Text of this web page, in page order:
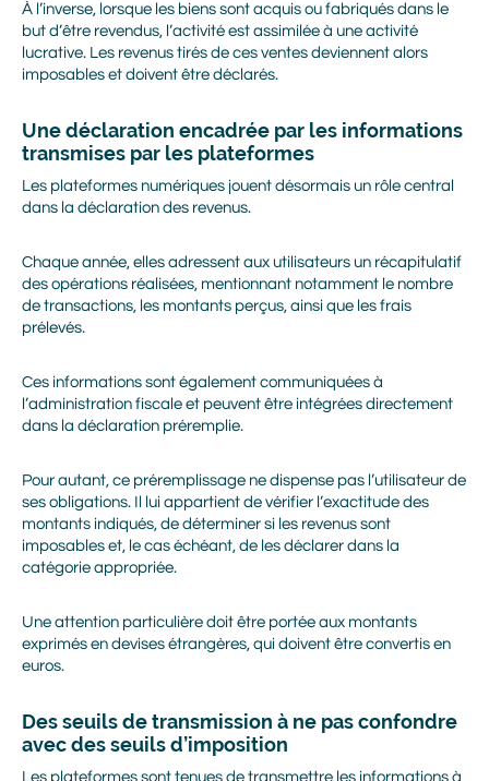
À l’inverse, lorsque les biens sont acquis ou fabriqués dans le
but d’être revendus, l’activité est assimilée à une activité
lucrative. Les revenus tirés de ces ventes deviennent alors
imposables et doivent être déclarés.
Une déclaration encadrée par les informations
transmises par les plateformes
Les plateformes numériques jouent désormais un rôle central
dans la déclaration des revenus.
Chaque année, elles adressent aux utilisateurs un récapitulatif
des opérations réalisées, mentionnant notamment le nombre
de transactions, les montants perçus, ainsi que les frais
prélevés.
Ces informations sont également communiquées à
l’administration fiscale et peuvent être intégrées directement
dans la déclaration préremplie.
Pour autant, ce préremplissage ne dispense pas l’utilisateur de
ses obligations. Il lui appartient de vérifier l’exactitude des
montants indiqués, de déterminer si les revenus sont
imposables et, le cas échéant, de les déclarer dans la
catégorie appropriée.
Une attention particulière doit être portée aux montants
exprimés en devises étrangères, qui doivent être convertis en
euros.
Des seuils de transmission à ne pas confondre
avec des seuils d’imposition
Les plateformes sont tenues de transmettre les informations à
Prénom
Nom